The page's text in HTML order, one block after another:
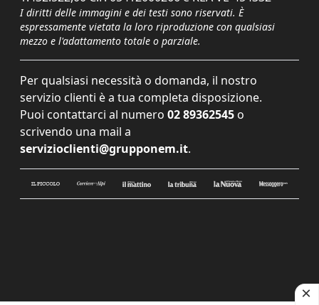
I diritti delle immagini e dei testi sono riservati. È
espressamente vietata la loro riproduzione con qualsiasi
mezzo e l'adattamento totale o parziale.
Per qualsiasi necessità o domanda, il nostro
servizio clienti è a tua completa disposizione.
Puoi contattarci al numero 02 89362545 o
scrivendo una mail a
servizioclienti@grupponem.it.